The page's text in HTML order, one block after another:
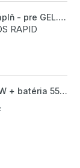
Náhradná náplň - pre GEL.DOSAPHOS 250 - 8x náplň
RAPID
Avansa 700 W + batéria 55Ah